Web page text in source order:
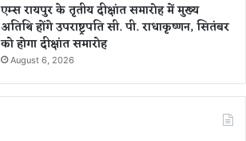
एम्स रायपुर के तृतीय दीक्षांत समारोह में मुख्य
अतिथि होंगे उपराष्ट्रपति सी. पी. राधाकृष्णन, सितंबर
को होगा दीक्षांत समारोह
August 6, 2026